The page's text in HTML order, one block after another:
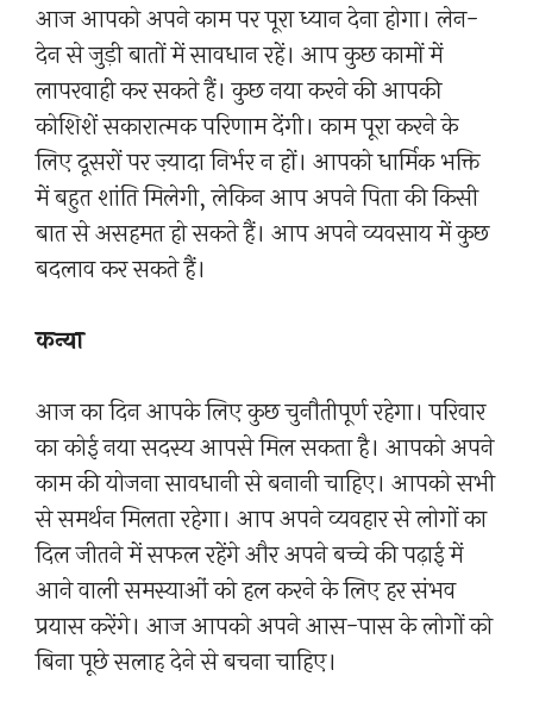
आज आपको अपने काम पर पूरा ध्यान देना होगा। लेन-
देन से जुड़ी बातों में सावधान रहें। आप कुछ कामों में
लापरवाही कर सकते हैं। कुछ नया करने की आपकी
कोशिशें सकारात्मक परिणाम देंगी। काम पूरा करने के
लिए दूसरों पर ज़्यादा निर्भर न हों। आपको धार्मिक भक्ति
में बहुत शांति मिलेगी, लेकिन आप अपने पिता की किसी
बात से असहमत हो सकते हैं। आप अपने व्यवसाय में कुछ
बदलाव कर सकते हैं।
कन्या
आज का दिन आपके लिए कुछ चुनौतीपूर्ण रहेगा। परिवार
का कोई नया सदस्य आपसे मिल सकता है। आपको अपने
काम की योजना सावधानी से बनानी चाहिए। आपको सभी
से समर्थन मिलता रहेगा। आप अपने व्यवहार से लोगों का
दिल जीतने में सफल रहेंगे और अपने बच्चे की पढ़ाई में
आने वाली समस्याओं को हल करने के लिए हर संभव
प्रयास करेंगे। आज आपको अपने आस-पास के लोगों को
बिना पूछे सलाह देने से बचना चाहिए।